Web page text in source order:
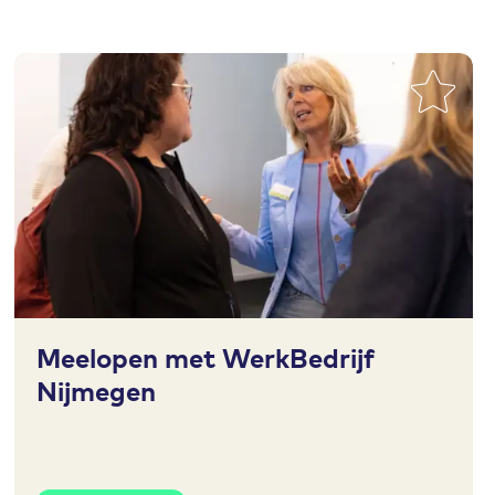
Toevoegen aan favorieten
Meelopen met WerkBedrijf
Nijmegen